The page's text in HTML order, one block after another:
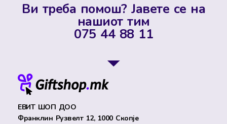
Ви треба помош? Јавете се на
нашиот тим
075 44 88 11
ЕВИТ ШОП ДОО
Франклин Рузвелт 12, 1000 Скопје